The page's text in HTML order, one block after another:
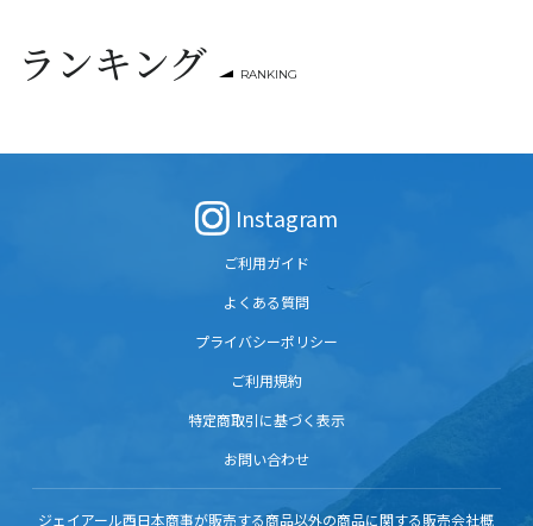
ランキング RANKING
Instagram
ご利用ガイド
よくある質問
プライバシーポリシー
ご利用規約
特定商取引に基づく表示
お問い合わせ
ジェイアール西日本商事が販売する商品以外の商品に関する販売会社概